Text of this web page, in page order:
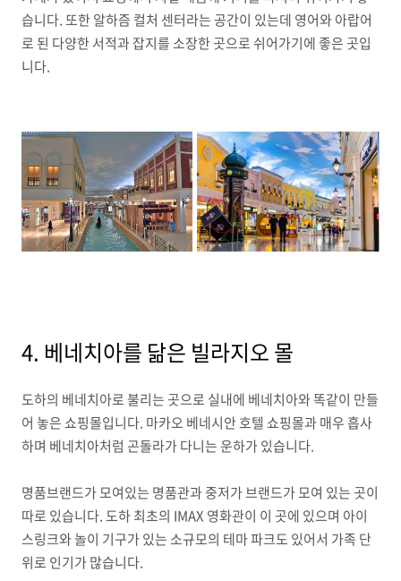
습니다. 또한 알하즘 컬처 센터라는 공간이 있는데 영어와 아랍어
로 된 다양한 서적과 잡지를 소장한 곳으로 쉬어가기에 좋은 곳입
니다.
4. 베네치아를 닮은 빌라지오 몰
도하의 베네치아로 불리는 곳으로 실내에 베네치아와 똑같이 만들
어 놓은 쇼핑몰입니다. 마카오 베네시안 호텔 쇼핑몰과 매우 흡사
하며 베네치아처럼 곤돌라가 다니는 운하가 있습니다.
명품브랜드가 모여있는 명품관과 중저가 브랜드가 모여 있는 곳이
따로 있습니다. 도하 최초의 IMAX 영화관이 이 곳에 있으며 아이
스링크와 놀이 기구가 있는 소규모의 테마 파크도 있어서 가족 단
위로 인기가 많습니다.